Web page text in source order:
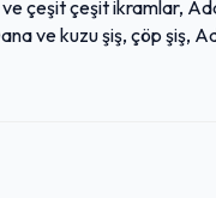
çeşit çeşit ikramlar,
ve kuzu şiş, çöp şiş,
tatlarıyla
üzerinde bir